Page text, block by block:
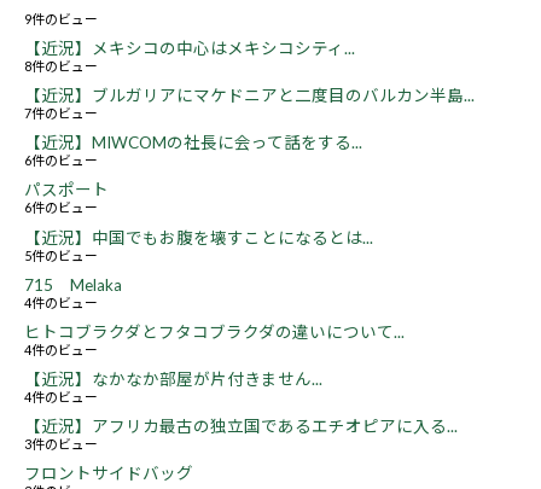
9件のビュー
【近況】メキシコの中心はメキシコシティ...
8件のビュー
【近況】ブルガリアにマケドニアと二度目のバルカン半島...
7件のビュー
【近況】MIWCOMの社長に会って話をする...
6件のビュー
パスポート
6件のビュー
【近況】中国でもお腹を壊すことになるとは...
5件のビュー
715 Melaka
4件のビュー
ヒトコブラクダとフタコブラクダの違いについて...
4件のビュー
【近況】なかなか部屋が片付きません...
4件のビュー
【近況】アフリカ最古の独立国であるエチオピアに入る...
3件のビュー
フロントサイドバッグ